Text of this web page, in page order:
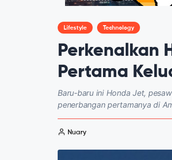
Lifestyle Technology
Perkenalkan
Pertama
Baru-baru ini Honda Jet,
penerbangan pertamanya di
Nuary